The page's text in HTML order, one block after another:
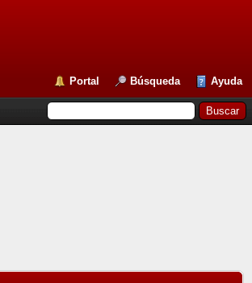
Portal Búsqueda Ayuda